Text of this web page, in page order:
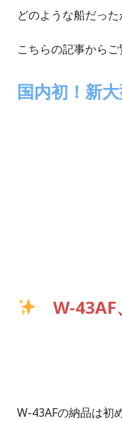
どのような船だった
こちらの記事から
国内初！新
W-43AF
W-43AFの納品は初